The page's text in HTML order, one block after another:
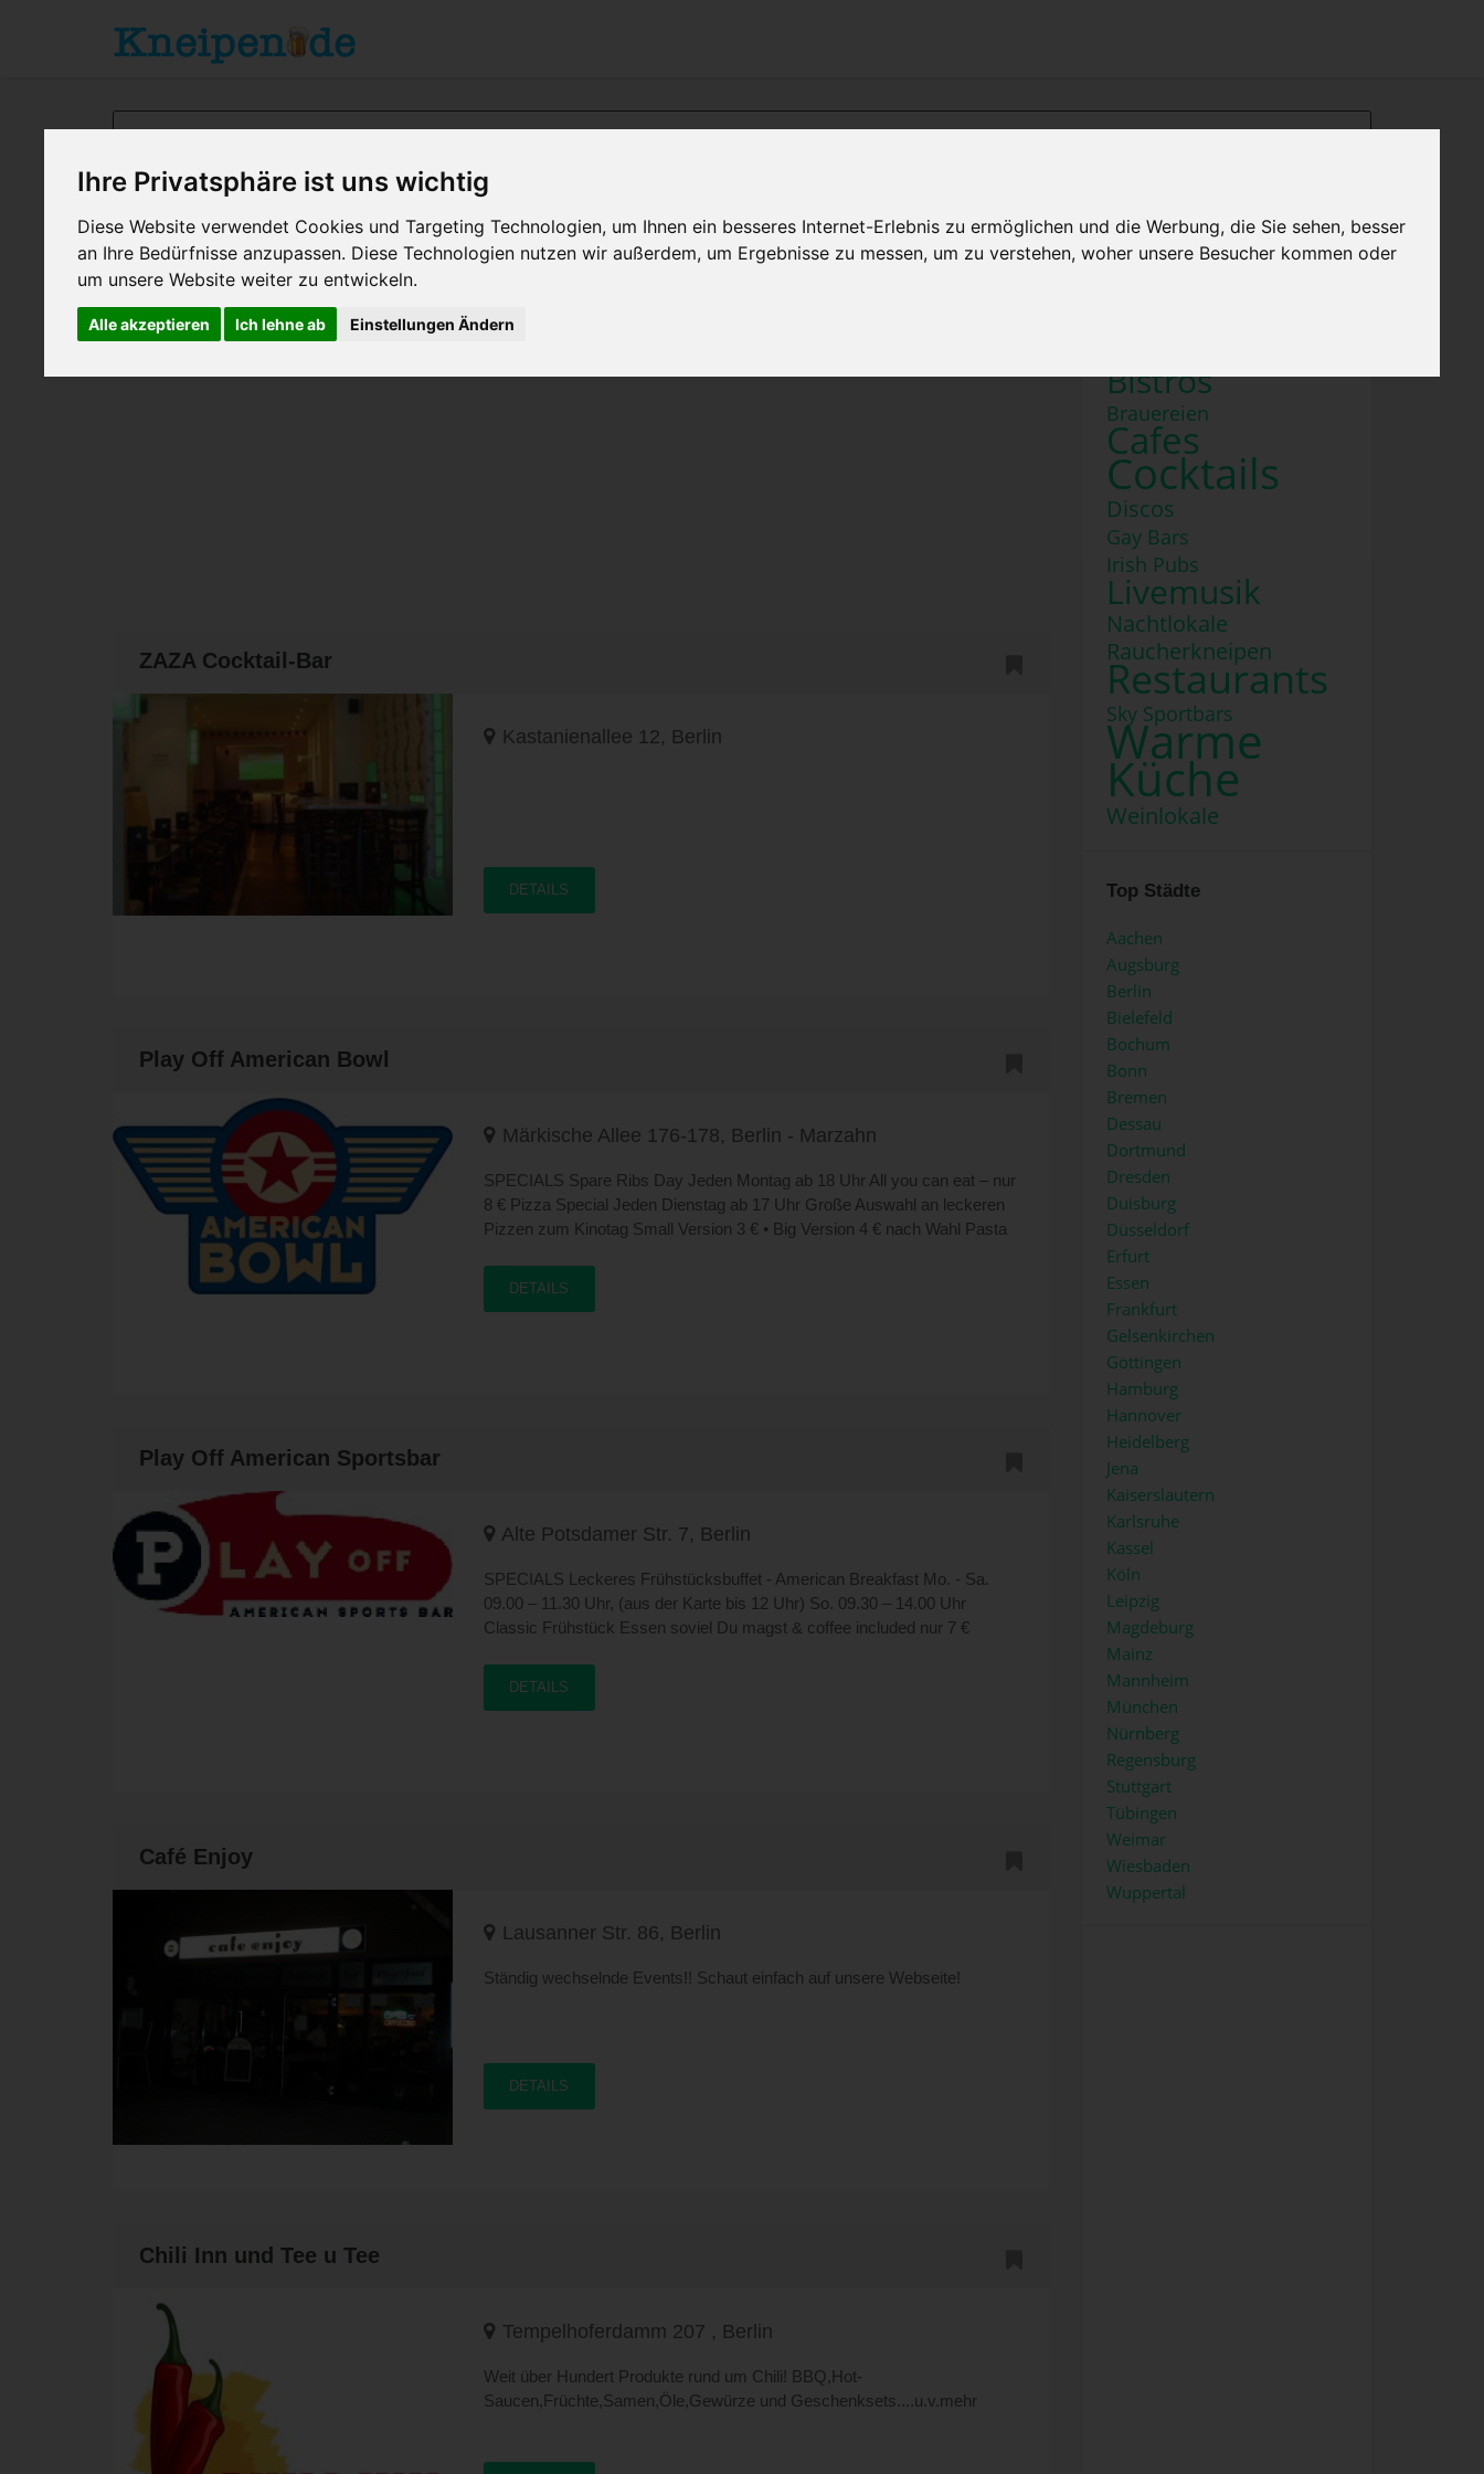
Ihre Privatsphäre ist uns wichtig
Diese Website verwendet Cookies und Targeting Technologien, um Ihnen ein besseres Internet-Erlebnis zu ermöglichen und die Werbung, die Sie sehen, besser
an Ihre Bedürfnisse anzupassen. Diese Technologien nutzen wir außerdem, um Ergebnisse zu messen, um zu verstehen, woher unsere Besucher kommen oder
um unsere Website weiter zu entwickeln.
Alle akzeptieren Ich lehne ab Einstellungen Ändern
BERLIN> SKY SPORTBARS
ZAZA Cocktail-Bar
Kastanienallee 12, Berlin
DETAILS
Play Off American Bowl
Märkische Allee 176-178, Berlin - Marzahn
SPECIALS Spare Ribs Day Jeden Montag ab 18 Uhr All you can eat – nur
8 € Pizza Special Jeden Dienstag ab 17 Uhr Große Auswahl an leckeren
Pizzen zum Kinotag Small Version 3 € • Big Version 4 € nach Wahl Pasta
DETAILS
Play Off American Sportsbar
Alte Potsdamer Str. 7, Berlin
SPECIALS Leckeres Frühstücksbuffet - American Breakfast Mo. - Sa.
09.00 – 11.30 Uhr, (aus der Karte bis 12 Uhr) So. 09.30 – 14.00 Uhr
Classic Frühstück Essen soviel Du magst & coffee included nur 7 €
DETAILS
Café Enjoy
Lausanner Str. 86, Berlin
Ständig wechselnde Events!! Schaut einfach auf unsere Webseite!
DETAILS
Chili Inn und Tee u Tee
Tempelhoferdamm 207 , Berlin
Weit über Hundert Produkte rund um Chili! BBQ,Hot-
Saucen,Früchte,Samen,Öle,Gewürze und Geschenksets....u.v.mehr
Kategorien in Berlin
Bistros
Brauereien
Cafes
Cocktails
Discos
Gay Bars
Irish Pubs
Livemusik
Nachtlokale
Raucherkneipen
Restaurants
Sky Sportbars
Warme
Küche
Weinlokale
Top Städte
Aachen
Augsburg
Berlin
Bielefeld
Bochum
Bonn
Bremen
Dessau
Dortmund
Dresden
Duisburg
Düsseldorf
Erfurt
Essen
Frankfurt
Gelsenkirchen
Göttingen
Hamburg
Hannover
Heidelberg
Jena
Kaiserslautern
Karlsruhe
Kassel
Köln
Leipzig
Magdeburg
Mainz
Mannheim
München
Nürnberg
Regensburg
Stuttgart
Tübingen
Weimar
Wiesbaden
Wuppertal
Home